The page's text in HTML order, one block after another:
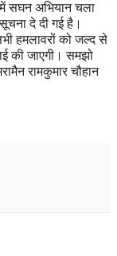
सघन अभियान चला
दे दी गई है।
हमलावरों को जल्द से
की जाएगी। समझो
रामकुमार चौहान